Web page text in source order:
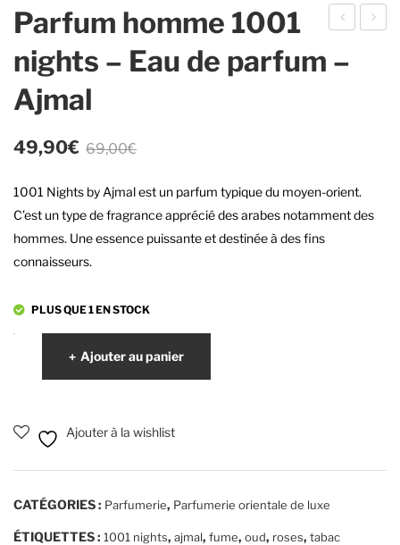
de
t
Ho
Parfum homme 1001
nights – Eau de parfum –
Ajmal
69,00€Le
initial
était :
69,00€.
49,90€
Le
actuel
est :
49,90€.
1001 Nights by Ajmal est un parfum typique du moyen-orient.
C’est un type de fragrance apprécié des arabes notamment des
hommes. Une essence puissante et destinée à des fins
connaisseurs.
PLUS QUE 1 EN STOCK
1001
Eau
de
Ajouter au panier
Ajouter à la wishlist
CATÉGORIES : Parfumerie, Parfumerie orientale de luxe
ÉTIQUETTES : 1001 nights, ajmal, fume, oud, roses, tabac